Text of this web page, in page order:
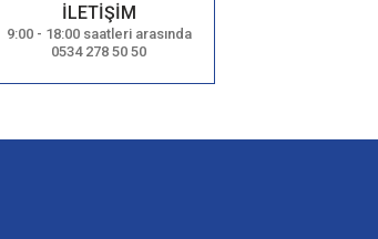
İLETİŞİM
9:00 - 18:00 saatleri arasında
0534 278 50 50